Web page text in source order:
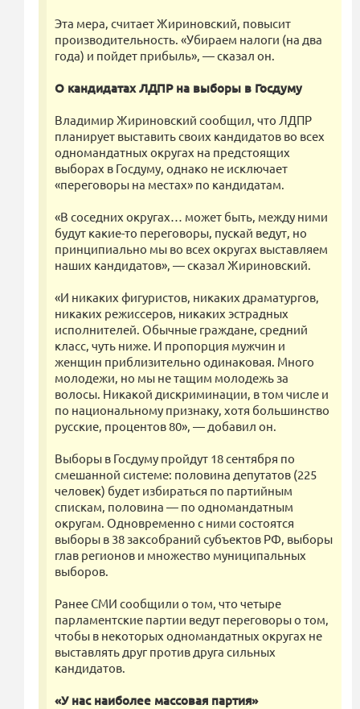
Эта мера, считает Жириновский, повысит
производительность. «Убираем налоги (на два
года) и пойдет прибыль», — сказал он.
О кандидатах ЛДПР на выборы в Госдуму
Владимир Жириновский сообщил, что ЛДПР
планирует выставить своих кандидатов во всех
одномандатных округах на предстоящих
выборах в Госдуму, однако не исключает
«переговоры на местах» по кандидатам.
«В соседних округах… может быть, между ними
будут какие-то переговоры, пускай ведут, но
принципиально мы во всех округах выставляем
наших кандидатов», — сказал Жириновский.
«И никаких фигуристов, никаких драматургов,
никаких режиссеров, никаких эстрадных
исполнителей. Обычные граждане, средний
класс, чуть ниже. И пропорция мужчин и
женщин приблизительно одинаковая. Много
молодежи, но мы не тащим молодежь за
волосы. Никакой дискриминации, в том числе и
по национальному признаку, хотя большинство
русские, процентов 80», — добавил он.
Выборы в Госдуму пройдут 18 сентября по
смешанной системе: половина депутатов (225
человек) будет избираться по партийным
спискам, половина — по одномандатным
округам. Одновременно с ними состоятся
выборы в 38 заксобраний субъектов РФ, выборы
глав регионов и множество муниципальных
выборов.
Ранее СМИ сообщили о том, что четыре
парламентские партии ведут переговоры о том,
чтобы в некоторых одномандатных округах не
выставлять друг против друга сильных
кандидатов.
«У нас наиболее массовая партия»